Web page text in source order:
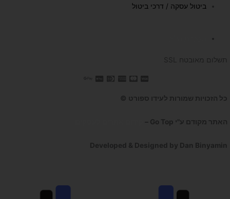
ביטול עסקה / דרכי ביטול
תשלום מאובטח SSL
כל הזכויות שמורות לעידו ספורט ©
האתר מקודם ע"י Go Top –
Developed & Designed by Dan Binyamin